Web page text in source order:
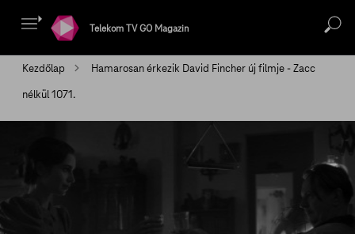
Telekom TV GO Magazin
Kezdőlap
Hamarosan érkezik David Fincher új filmje - Zacc
nélkül 1071.